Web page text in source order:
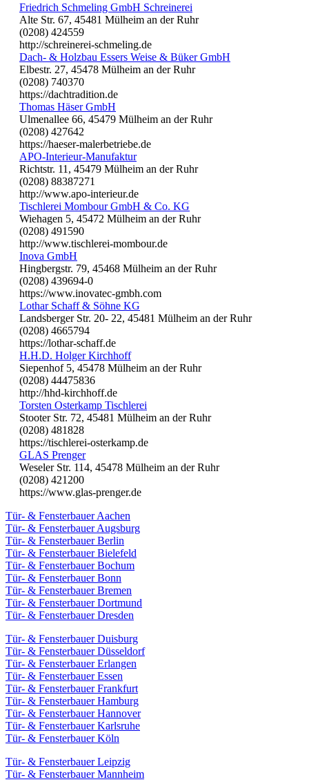
Friedrich Schmeling GmbH Schreinerei
Alte Str. 67, 45481 Mülheim an der Ruhr
(0208) 424559
http://schreinerei-schmeling.de
Dach- & Holzbau Essers Weise & Büker GmbH
Elbestr. 27, 45478 Mülheim an der Ruhr
(0208) 740370
https://dachtradition.de
Thomas Häser GmbH
Ulmenallee 66, 45479 Mülheim an der Ruhr
(0208) 427642
https://haeser-malerbetriebe.de
APO-Interieur-Manufaktur
Richtstr. 11, 45479 Mülheim an der Ruhr
(0208) 88387271
http://www.apo-interieur.de
Tischlerei Mombour GmbH & Co. KG
Wiehagen 5, 45472 Mülheim an der Ruhr
(0208) 491590
http://www.tischlerei-mombour.de
Inova GmbH
Hingbergstr. 79, 45468 Mülheim an der Ruhr
(0208) 439694-0
https://www.inovatec-gmbh.com
Lothar Schaff & Söhne KG
Landsberger Str. 20- 22, 45481 Mülheim an der Ruhr
(0208) 4665794
https://lothar-schaff.de
H.H.D. Holger Kirchhoff
Siepenhof 5, 45478 Mülheim an der Ruhr
(0208) 44475836
http://hhd-kirchhoff.de
Torsten Osterkamp Tischlerei
Stooter Str. 72, 45481 Mülheim an der Ruhr
(0208) 481828
https://tischlerei-osterkamp.de
GLAS Prenger
Weseler Str. 114, 45478 Mülheim an der Ruhr
(0208) 421200
https://www.glas-prenger.de
Tür- & Fensterbauer Aachen
Tür- & Fensterbauer Augsburg
Tür- & Fensterbauer Berlin
Tür- & Fensterbauer Bielefeld
Tür- & Fensterbauer Bochum
Tür- & Fensterbauer Bonn
Tür- & Fensterbauer Bremen
Tür- & Fensterbauer Dortmund
Tür- & Fensterbauer Dresden
Tür- & Fensterbauer Duisburg
Tür- & Fensterbauer Düsseldorf
Tür- & Fensterbauer Erlangen
Tür- & Fensterbauer Essen
Tür- & Fensterbauer Frankfurt
Tür- & Fensterbauer Hamburg
Tür- & Fensterbauer Hannover
Tür- & Fensterbauer Karlsruhe
Tür- & Fensterbauer Köln
Tür- & Fensterbauer Leipzig
Tür- & Fensterbauer Mannheim